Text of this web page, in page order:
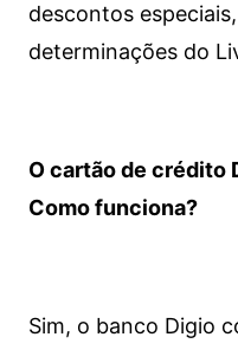
descontos
determinações do
O cartão de crédito
Como funciona?
Sim, o banco Digio